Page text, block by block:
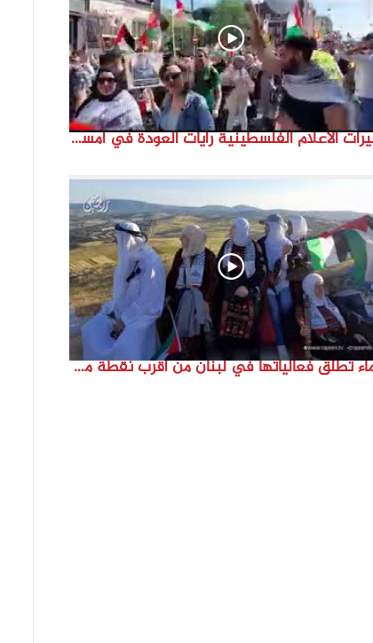
مسيرات الاعلام الفلسطينية رايات العودة في امستردام #النكبة74 #انتماء2022 #القدس_موعدنا
انتماء تطلق فعالياتها في لبنان من أقرب نقطة مع فلسطين المحتلة في ذكرى النكبة_74تقرير: جنى شحرور